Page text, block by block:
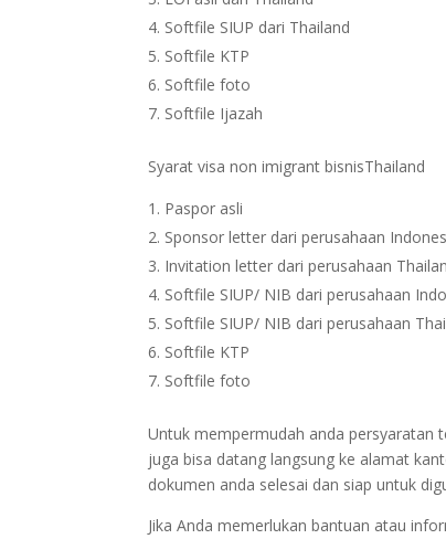
Softfile SIUP dari Thailand
Softfile KTP
Softfile foto
Softfile Ijazah
Syarat visa non imigrant bisnisThailand
Paspor asli
Sponsor letter dari perusahaan
Invitation letter dari perusahaan
Softfile SIUP/ NIB dari perusahaan
Softfile SIUP/ NIB dari perusahaan
Softfile KTP
Softfile foto
Untuk mempermudah anda persyaratan
juga bisa datang langsung ke alamat
dokumen anda selesai dan siap untuk
Jika Anda memerlukan bantuan atau